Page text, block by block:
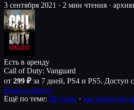
3 сентября 2021 · 2 мин чтения ·
Есть в аренду
Call of Duty: Vanguard
от 299 ₽за 7 дней, PS4 и PS5. Доступ
Взять в аренду
Ещё по теме: Шутеры · как проходит